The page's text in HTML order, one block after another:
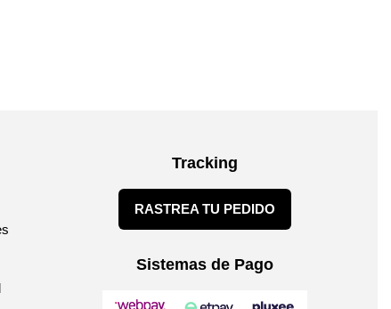
Tracking
RASTREA TU PEDIDO
Sistemas de Pago